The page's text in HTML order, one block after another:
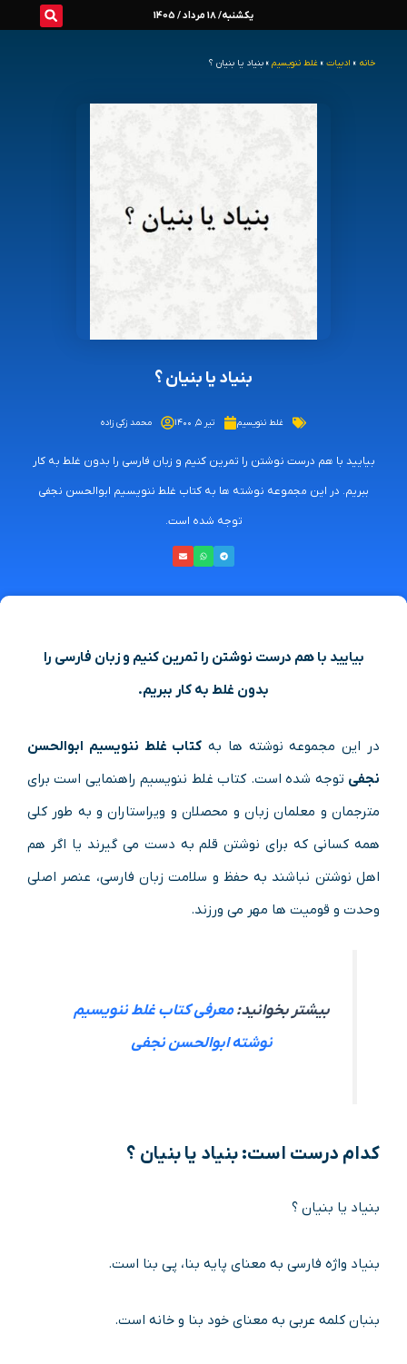
یکشنبه/ 18 مرداد / 1405
خانه » ادبیات » غلط ننویسیم » بنیاد یا بنیان ؟
بنیاد یا بنیان ؟
غلط ننویسیم تیر ۵, ۱۴۰۰ محمد زکی زاده
بیایید با هم درست نوشتن را تمرین کنیم و زبان فارسی را بدون غلط به کار
ببریم. در این مجموعه نوشته ها به کتاب غلط ننویسیم ابوالحسن نجفی
توجه شده است.
بیایید با هم درست نوشتن را تمرین کنیم و زبان فارسی را
بدون غلط به کار ببریم.
در این مجموعه نوشته ها به کتاب غلط ننویسیم ابوالحسن
نجفی توجه شده است. کتاب غلط ننویسیم راهنمایی است برای
مترجمان و معلمان زبان و محصلان و ویراستاران و به طور کلی
همه کسانی که برای نوشتن قلم به دست می گیرند یا اگر هم
اهل نوشتن نباشند به حفظ و سلامت زبان فارسی، عنصر اصلی
وحدت و قومیت ها مهر می ورزند.
بیشتر بخوانید:معرفی کتاب غلط ننویسیم
نوشته ابوالحسن نجفی
کدام درست است: بنیاد یا بنیان ؟
بنیاد یا بنیان ؟
بنیاد واژه فارسی به معنای پایه بنا، پی بنا است.
بنبان کلمه عربی به معنای خود بنا و خانه است.